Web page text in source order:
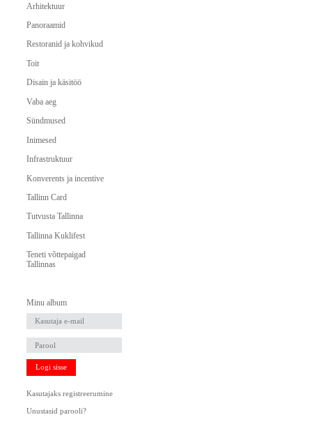
Arhitektuur
Panoraamid
Restoranid ja kohvikud
Toit
Disain ja käsitöö
Vaba aeg
Sündmused
Inimesed
Infrastruktuur
Konverents ja incentive
Tallinn Card
Tutvusta Tallinna
Tallinna Kuklifest
Teneti võttepaigad
Tallinnas
Minu album
Logi sisse
Kasutajaks registreerumine
Unustasid parooli?